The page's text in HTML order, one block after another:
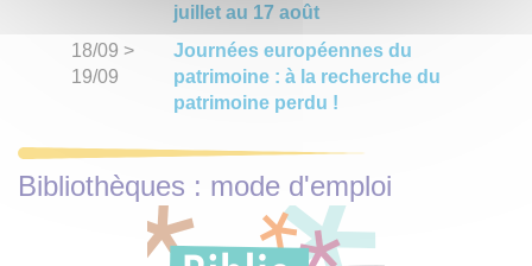
juillet au 17 août
18/09 >
19/09
Journées européennes du
patrimoine : à la recherche du
patrimoine perdu !
Bibliothèques : mode d'emploi